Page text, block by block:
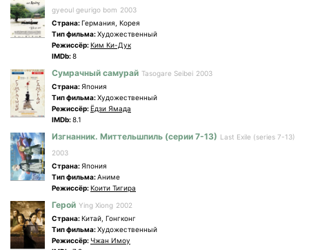
gyeoul geurigo bom 2003
Страна:Германия, Корея
Tип фильма:Художественный
Режиссёр:Ким Ки-Дук
IMDb:8
Сумрачный самурай Tasogare Seibei 2003
Страна: Япония
Tип фильма:Художественный
Режиссёр:Ёдзи Ямада
IMDb:8.1
Изгнанник. Миттельшпиль (серии 7-13) Last Exile (series 7-13)
2003
Страна: Япония
Tип фильма:Аниме
Режиссёр:Коити Тигира
Герой Ying Xiong 2002
Страна:Китай, Гонгконг
Tип фильма:Художественный
Режиссёр: Чжан Имоу